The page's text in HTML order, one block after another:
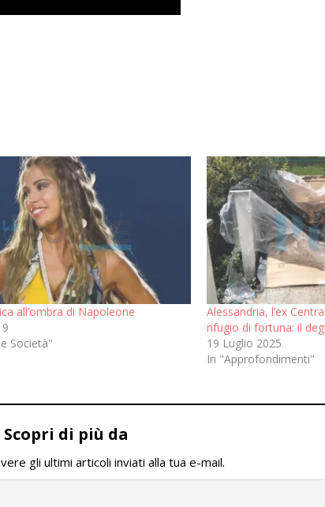
all’ombra di Napoleone
Società"
Alessandria, l’ex
rifugio di fortuna: il
19 Luglio 2025
In "Approfondimenti"
Scopri di più da
gli ultimi articoli inviati alla tua e-mail.